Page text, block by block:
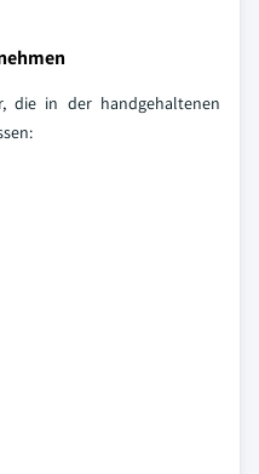
die in der handgehaltenen